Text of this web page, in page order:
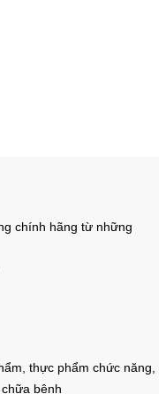
chính hãng từ những
thực phẩm chức năng,
bệnh